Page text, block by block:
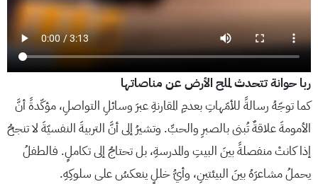
ربا حوانة تتحدث لملح الأرض عن مناصاتها
كما توجّهُ رسالةً للأمّهاتِ بعدمِ المقارنةِ عبرَ وسائلِ التواصلِ، مؤكّدةً أنَّ
الأمومةَ علاقةٌ تُبنى بالصبرِ والحبِّ. وتشيرُ إلى أنَّ التربيةَ النفسيّةَ لا تنجحُ
إذا كانتْ منفصلةً بينَ البيتِ والمدرسةِ، بل تحتاجُ إلى تكاملٍ. فالطفلُ
يحملُ مشاعرَهُ بينَ البيئتينِ، وأيُّ خللٍ ينعكسُ على سلوكِهِ.